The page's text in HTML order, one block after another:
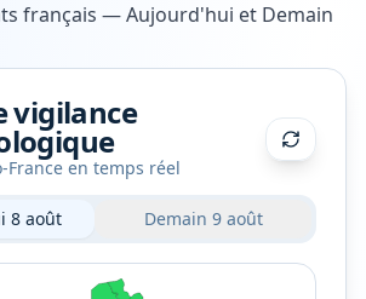
français — Aujourd'hui et Demain
vigilance
France en temps réel
8 août Demain 9 août